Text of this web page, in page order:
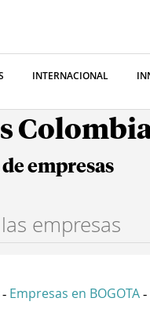
INTERNACIONAL
empresas
- Empresas en BOGOTA -